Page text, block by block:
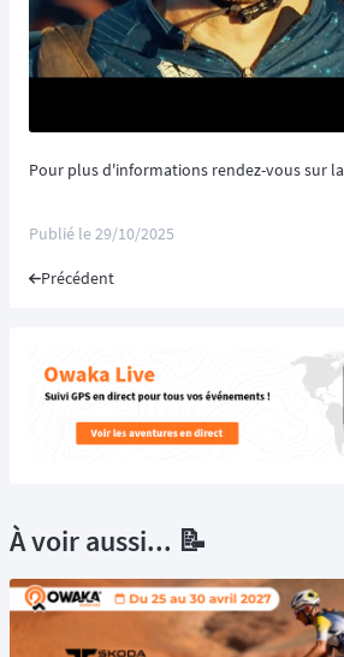
Pour plus d'informations rendez-vous sur la
Publié le29/10/2025
Précédent
À voir aussi... 📝